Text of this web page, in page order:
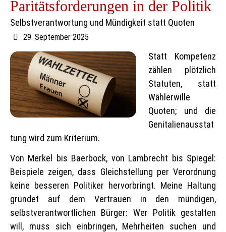
Paritätsforderungen in der Politik
Selbstverantwortung und Mündigkeit statt Quoten
29. September 2025
Statt Kompetenz
zählen plötzlich
Statuten, statt
Wählerwille
Quoten; und die
Genitalienausstat
tung wird zum Kriterium.
Von Merkel bis Baerbock, von Lambrecht bis Spiegel:
Beispiele zeigen, dass Gleichstellung per Verordnung
keine besseren Politiker hervorbringt. Meine Haltung
gründet auf dem Vertrauen in den mündigen,
selbstverantwortlichen Bürger: Wer Politik gestalten
will, muss sich einbringen, Mehrheiten suchen und